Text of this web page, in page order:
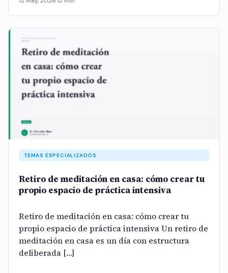
TEMAS ESPECIALIZADOS
Retiro de meditación en casa: cómo crear tu
propio espacio de práctica intensiva
Retiro de meditación en casa: cómo crear tu
propio espacio de práctica intensiva Un retiro de
meditación en casa es un día con estructura
deliberada […]